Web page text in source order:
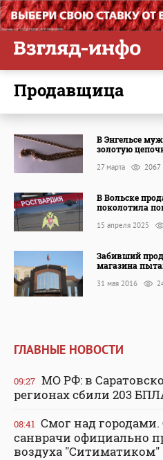
продавщица
В Энгельсе
золотую
27 марта 2067
В Вольске
поколотила
15 апреля 2025
Забивший
магазина
31 мая 2016
ГЛАВНЫЕ НОВОСТИ
09:27 МО РФ: в
регионах сбили 203
08:41 Смог над городами.
санврачи официально
воздуха "Ситиматиком"